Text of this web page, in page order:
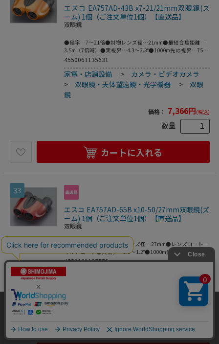
当サイトはクッキー（Cookie）を使用しています。Cookieの使用に同意いた
だける場合は「OK」をクリックしてください。
OK
エスコ EA757AD-43B x7-21/21mm双眼鏡(ズ
ーム) 1個（ご注文単位1個）【直送品】
双眼鏡
●倍率…7～21倍●対物レンズ径…21mm●最短合焦距離…
3.5m（7倍時）●実視界…4.3～2.3°●1000m先の視界…75～
40m●明るさ…9～1●サイズ…108(W)x48(D)x92(H)mm●重
量…約265g●付属品…ケース、ストラップ、クリーニング
クロス●2～3個の直角プリズムを組み合わせて像を正立さ
せるポロリズム式双眼鏡●マルチコートにより空気に接する
面の少なくとも１面以上に多層膜コートを施し、光の透過損
失を少なくしています●7倍で対象を捉え、ズームレバーを
倍率が変えられるので、スポーツ観戦・旅行に大変便利で
す。●梱包サイズ:125×66×115●梱包重量340g
4550061135631
家電・店舗設備 > カメラ・ビデオカメラ
>双眼鏡・天体望遠鏡・光学機器 >双眼
鏡
価格： 7,366円(税込)
数量
カートに入れる
33
エスコ EA757AD-65B x10-50/27mm双眼鏡(ズ
ーム) 1個（ご注文単位1個）【直送品】
双眼鏡
●倍率…10～50倍●対物レンズ径…27mm●レンズコート…
マルチコート●実視界…3.3～1.2°●1000m先の視野…58～
21m●最短合焦距離…5m(10倍時)●ひとみ径…2.7～
0.5mm●アイレリーフ…10.5～7mm●明るさ…7.3～0.3●サ
イズ…112(W)×43(D)×110(H)mm●重量…308g●防塵・防
水性…なし●付属品…ケース、ストラップ、三脚取付ホルダ
ー●高倍率でご覧の際は三脚への取り付けをおすすめ致しま
す。●梱包サイズ:128×132×71●梱包重量456g
4550061137772
家電・店舗設備
カメラ・ビデオカメラ
>双眼
鏡
数量